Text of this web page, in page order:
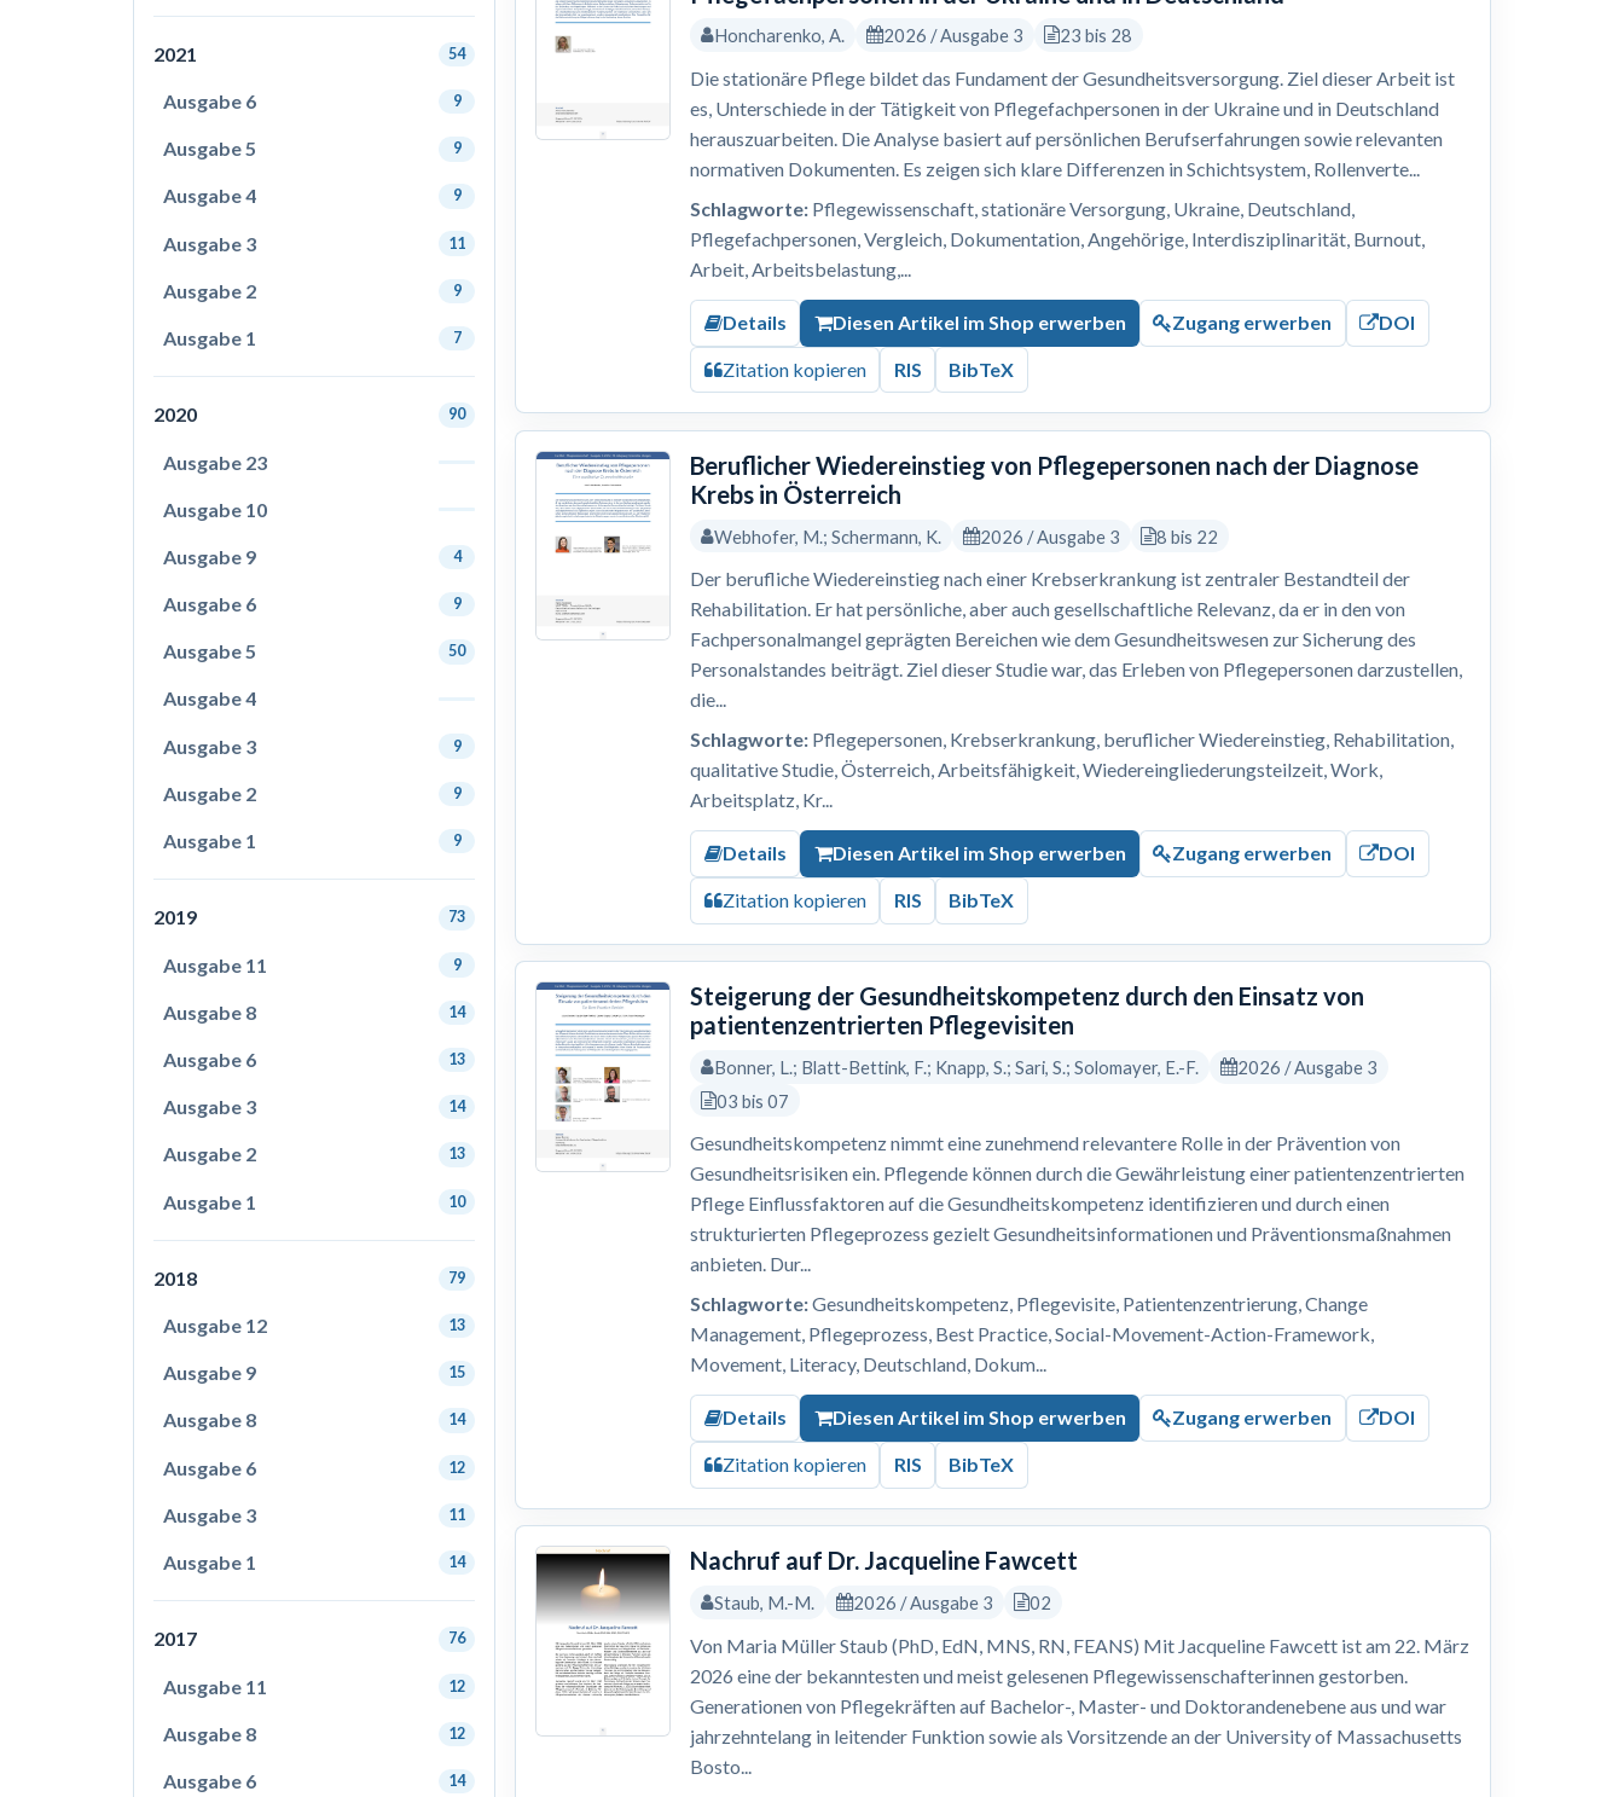
2021 54
Ausgabe 6 9
Ausgabe 5 9
Ausgabe 4 9
Ausgabe 3 11
Ausgabe 2 9
Ausgabe 1 7
2020 90
Ausgabe 23
Ausgabe 10
Ausgabe 9 4
Ausgabe 6 9
Ausgabe 5 50
Ausgabe 4
Ausgabe 3 9
Ausgabe 2 9
Ausgabe 1 9
2019 73
Ausgabe 11 9
Ausgabe 8 14
Ausgabe 6 13
Ausgabe 3 14
Ausgabe 2 13
Ausgabe 1 10
2018 79
Ausgabe 12 13
Ausgabe 9 15
Ausgabe 8 14
Ausgabe 6 12
Ausgabe 3 11
Ausgabe 1 14
2017 76
Ausgabe 11 12
Ausgabe 8 12
Ausgabe 6 14
Honcharenko, A. 2026 / Ausgabe 3 23 bis 28
Die stationäre Pflege bildet das Fundament der Gesundheitsversorgung. Ziel dieser Arbeit ist
es, Unterschiede in der Tätigkeit von Pflegefachpersonen in der Ukraine und in Deutschland
herauszuarbeiten. Die Analyse basiert auf persönlichen Berufserfahrungen sowie relevanten
normativen Dokumenten. Es zeigen sich klare Differenzen in Schichtsystem, Rollenverte...
Schlagworte: Pflegewissenschaft, stationäre Versorgung, Ukraine, Deutschland,
Pflegefachpersonen, Vergleich, Dokumentation, Angehörige, Interdisziplinarität, Burnout,
Arbeit, Arbeitsbelastung,...
Details Diesen Artikel im Shop erwerben Zugang erwerben DOI
Zitation kopieren RIS BibTeX
Beruflicher Wiedereinstieg von Pflegepersonen nach der Diagnose
Krebs in Österreich
Webhofer, M.; Schermann, K. 2026 / Ausgabe 3 8 bis 22
Der berufliche Wiedereinstieg nach einer Krebserkrankung ist zentraler Bestandteil der
Rehabilitation. Er hat persönliche, aber auch gesellschaftliche Relevanz, da er in den von
Fachpersonalmangel geprägten Bereichen wie dem Gesundheitswesen zur Sicherung des
Personalstandes beiträgt. Ziel dieser Studie war, das Erleben von Pflegepersonen darzustellen,
die...
Schlagworte: Pflegepersonen, Krebserkrankung, beruflicher Wiedereinstieg, Rehabilitation,
qualitative Studie, Österreich, Arbeitsfähigkeit, Wiedereingliederungsteilzeit, Work,
Arbeitsplatz, Kr...
Details Diesen Artikel im Shop erwerben Zugang erwerben DOI
Zitation kopieren RIS BibTeX
Steigerung der Gesundheitskompetenz durch den Einsatz von
patientenzentrierten Pflegevisiten
Bonner, L.; Blatt-Bettink, F.; Knapp, S.; Sari, S.; Solomayer, E.-F.
2026 / Ausgabe 3
03 bis 07
Gesundheitskompetenz nimmt eine zunehmend relevantere Rolle in der Prävention von
Gesundheitsrisiken ein. Pflegende können durch die Gewährleistung einer patientenzentrierten
Pflege Einflussfaktoren auf die Gesundheitskompetenz identifizieren und durch einen
strukturierten Pflegeprozess gezielt Gesundheitsinformationen und Präventionsmaßnahmen
anbieten. Dur...
Schlagworte:Gesundheitskompetenz, Pflegevisite, Patientenzentrierung, Change
Management, Pflegeprozess, Best Practice, Social-Movement-Action-Framework,
Movement, Literacy, Deutschland, Dokum...
Details Diesen Artikel im Shop erwerben Zugang erwerben DOI
Zitation kopieren RIS BibTeX
Nachruf auf Dr. Jacqueline Fawcett
Staub, M.-M. 2026 / Ausgabe 3 02
Von Maria Müller Staub (PhD, EdN, MNS, RN, FEANS) Mit Jacqueline Fawcett ist am 22. März
2026 eine der bekanntesten und meist gelesenen Pflegewissenschafterinnen gestorben.
Generationen von Pflegekräften auf Bachelor-, Master- und Doktorandenebene aus und war
jahrzehntelang in leitender Funktion sowie als Vorsitzende an der University of Massachusetts
Bosto...